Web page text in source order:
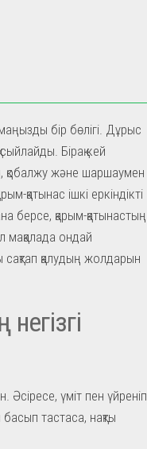
бір бөлігі. Дұрыс
Бірақ кей
қобалжу және шаршаумен
қатынас ішкі еркіндікті
берсе, қарым-қатынастың
мақалада ондай
қалудың жолдарын
Әсіресе, үміт пен үйреніп
басып тастаса, нақты